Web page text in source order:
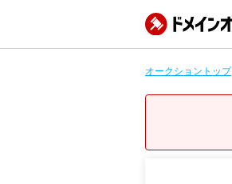
オークショントップ